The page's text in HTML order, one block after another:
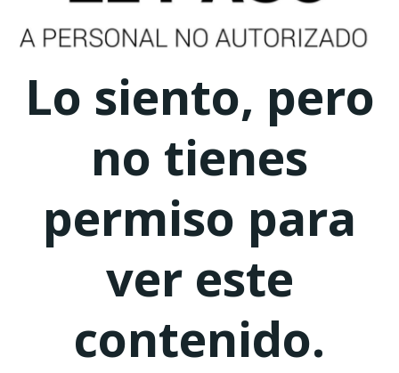
Lo siento, pero
no tienes
permiso para
ver este
contenido.